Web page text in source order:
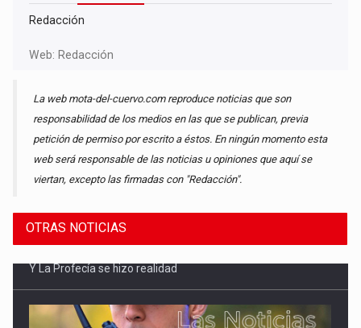
Redacción
Web: Redacción
La web mota-del-cuervo.com reproduce noticias que son
responsabilidad de los medios en las que se publican, previa
petición de permiso por escrito a éstos. En ningún momento esta
web será responsable de las noticias u opiniones que aquí se
viertan, excepto las firmadas con "Redacción".
OTRAS NOTICIAS